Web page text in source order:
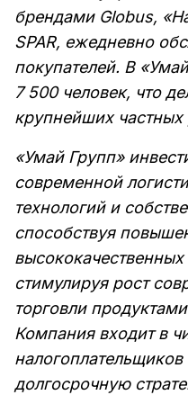
брендами Globus,
SPAR, ежедневно
покупателей. В
7 500 человек, что
крупнейших частных
«Умай Групп»
современной
технологий и
способствуя
стимулируя рост
торговли
Компания входит в
долгосрочную